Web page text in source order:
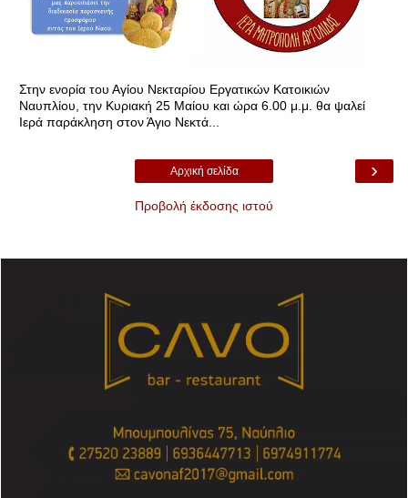
Στην ενορία του Αγίου Νεκταρίου Εργατικών Κατοικιών
Ναυπλίου, την Κυριακή 25 Μαίου και ώρα 6.00 μ.μ. θα ψαλεί
Ιερά παράκληση στον Άγιο Νεκτά...
›
Αρχική σελίδα
Προβολή έκδοσης ιστού